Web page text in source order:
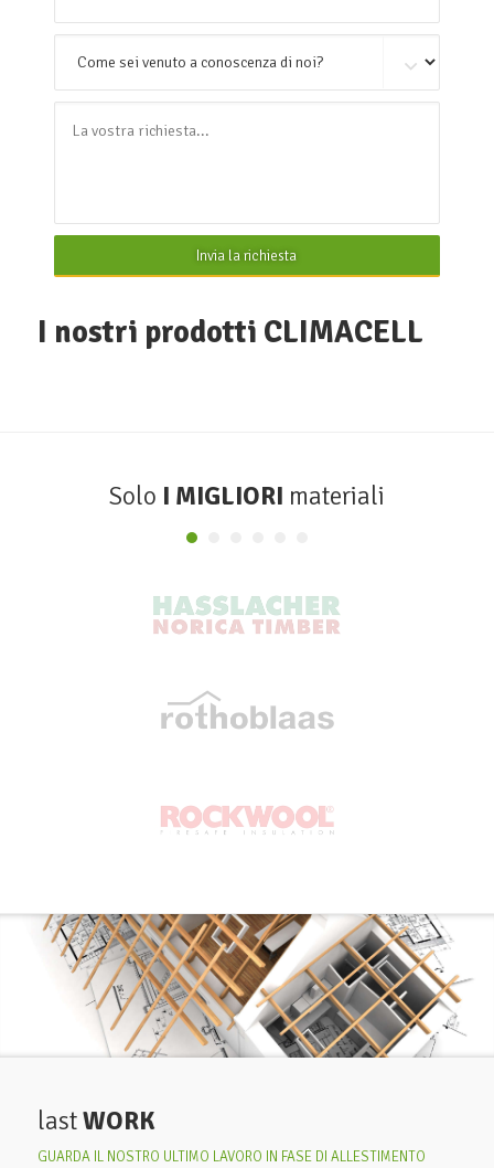
Invia la richiesta
I nostri prodotti CLIMACELL
Solo I MIGLIORI materiali
lastWORK
GUARDA IL NOSTRO ULTIMO LAVORO IN FASE DI ALLESTIMENTO